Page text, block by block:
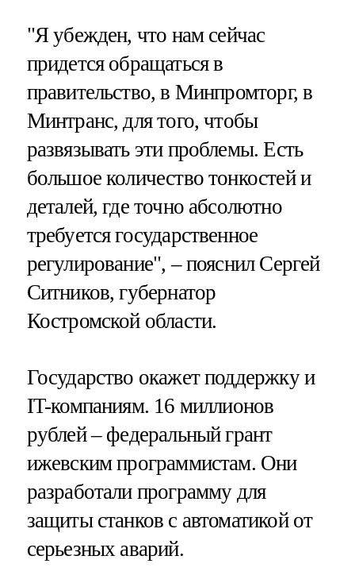
"Я убежден, что нам сейчас
придется обращаться в
правительство, в Минпромторг, в
Минтранс, для того, чтобы
развязывать эти проблемы. Есть
большое количество тонкостей и
деталей, где точно абсолютно
требуется государственное
регулирование", – пояснил Сергей
Ситников, губернатор
Костромской области.
Государство окажет поддержку и
IT-компаниям. 16 миллионов
рублей – федеральный грант
ижевским программистам. Они
разработали программу для
защиты станков с автоматикой от
серьезных аварий.